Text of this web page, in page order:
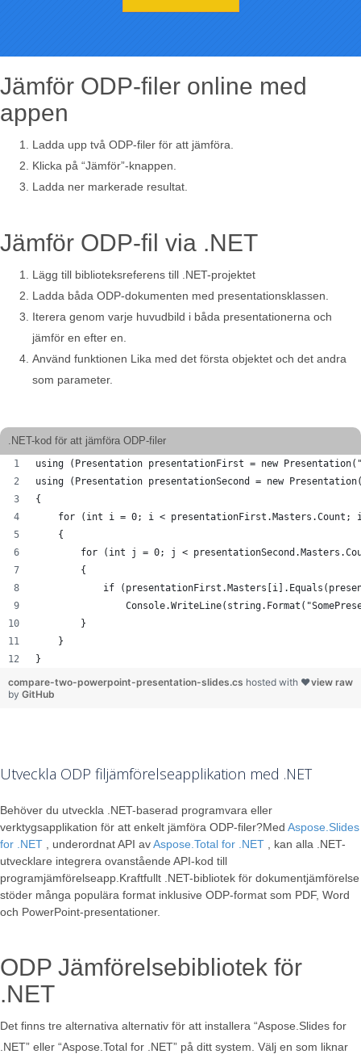
Jämför ODP-filer online med
appen
Ladda upp två ODP-filer för att jämföra.
Klicka på “Jämför”-knappen.
Ladda ner markerade resultat.
Jämför ODP-fil via .NET
Lägg till biblioteksreferens till .NET-projektet
Ladda båda ODP-dokumenten med presentationsklassen.
Iterera genom varje huvudbild i båda presentationerna och
jämför en efter en.
Använd funktionen Lika med det första objektet och det andra
som parameter.
.NET-kod för att jämföra ODP-filer
using (Presentation presentationFirst = new
using (Presentation presentationSecond = new
{
for (int i = 0; i < presentationFirst.Masters.Count;
    {
for (int j = 0; j <
        {
if
        }
    }
}
view raw
compare-two-powerpoint-presentation-slides.cs hosted with ❤
by GitHub
Utveckla ODP filjämförelseapplikation med .NET
Behöver du utveckla .NET-baserad programvara eller
verktygsapplikation för att enkelt jämföra ODP-filer?Med Aspose.Slides
for .NET , underordnat API avAspose.Total for .NET , kan alla .NET-
utvecklare integrera ovanstående API-kod till
programjämförelseapp.Kraftfullt .NET-bibliotek för dokumentjämförelse
stöder många populära format inklusive ODP-format som PDF, Word
och PowerPoint-presentationer.
ODP Jämförelsebibliotek för
.NET
Det finns tre alternativa alternativ för att installera “Aspose.Slides for
.NET” eller “Aspose.Total for .NET” på ditt system. Välj en som liknar